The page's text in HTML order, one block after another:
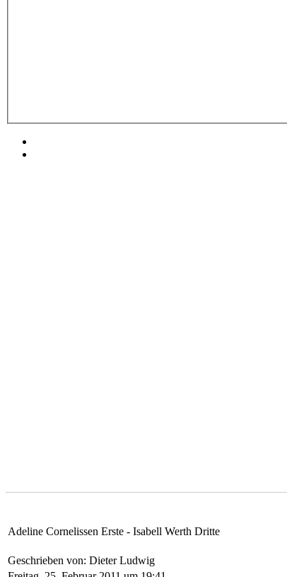
Adeline Cornelissen Erste - Isabell Werth Dritte
Geschrieben von: Dieter Ludwig